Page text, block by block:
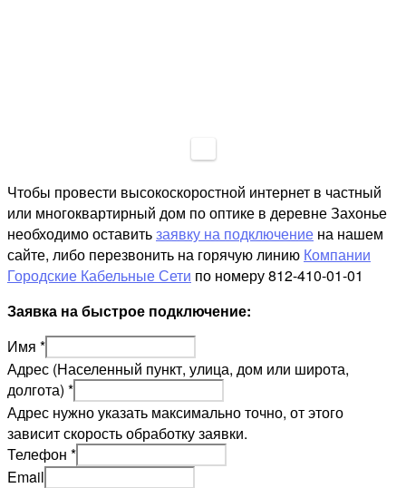
Чтобы провести высокоскоростной интернет в частный
или многоквартирный дом по оптике в деревне Захонье
необходимо оставитьзаявку на подключение на нашем
сайте, либо перезвонить на горячую линию Компании
Городские Кабельные Сети по номеру 812-410-01-01
Заявка на быстрое подключение:
Имя *
Адрес (Населенный пункт, улица, дом или широта,
долгота) *
Адрес нужно указать максимально точно, от этого
зависит скорость обработку заявки.
Телефон *
Email